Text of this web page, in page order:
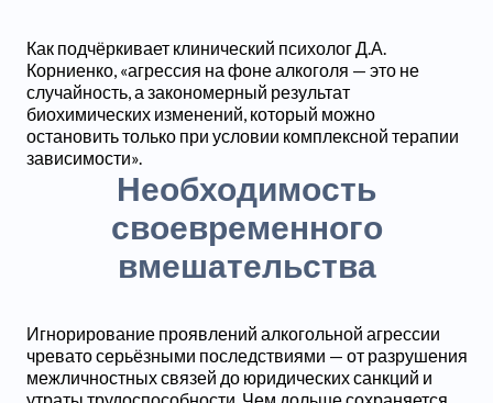
Как подчёркивает клинический психолог Д.А.
Корниенко, «агрессия на фоне алкоголя — это не
случайность, а закономерный результат
биохимических изменений, который можно
остановить только при условии комплексной терапии
зависимости».
Необходимость
своевременного
вмешательства
Игнорирование проявлений алкогольной агрессии
чревато серьёзными последствиями — от разрушения
межличностных связей до юридических санкций и